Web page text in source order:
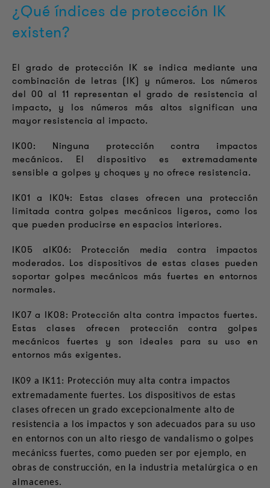
¿Qué índices de protección IK
existen?
El grado de protección IK se indica mediante una
combinación de letras (IK) y números. Los números
del 00 al 11 representan el grado de resistencia al
impacto, y los números más altos significan una
mayor resistencia al impacto.
IK00: Ninguna protección contra impactos
mecánicos. El dispositivo es extremadamente
sensible a golpes y choques y no ofrece resistencia.
IK01 a IK04: Estas clases ofrecen una protección
limitada contra golpes mecánicos ligeros, como los
que pueden producirse en espacios interiores.
IK05 aIK06: Protección media contra impactos
moderados. Los dispositivos de estas clases pueden
soportar golpes mecánicos más fuertes en entornos
normales.
IK07 a IK08: Protección alta contra impactos fuertes.
Estas clases ofrecen protección contra golpes
mecánicos fuertes y son ideales para su uso en
entornos más exigentes.
IK09 a IK11: Protección muy alta contra impactos
extremadamente fuertes. Los dispositivos de estas
clases ofrecen un grado excepcionalmente alto de
resistencia a los impactos y son adecuados para su uso
en entornos con un alto riesgo de vandalismo o golpes
mecánicss fuertes, como pueden ser por ejemplo, en
obras de construcción, en la industria metalúrgica o en
almacenes.